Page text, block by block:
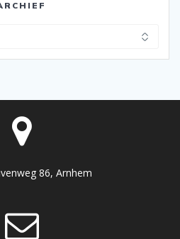
86, Arnhem